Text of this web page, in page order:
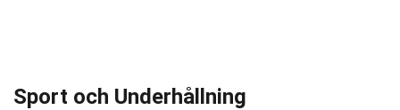
Sport och Underhållning